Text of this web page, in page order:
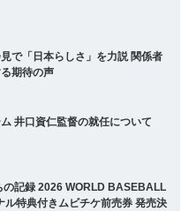
で「日本らしさ」を力説 関係者
期待の声
井口資仁監督の就任について
の記録 2026 WORLD BASEBALL
特典付きムビチケ前売券 発売決